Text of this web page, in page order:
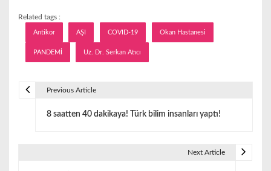
Related tags :
Antikor AŞI COVID-19 Okan Hastanesi
PANDEMİ Uz. Dr. Serkan Atıcı
Previous Article
8 saatten 40 dakikaya! Türk bilim insanları yaptı!
Next Article